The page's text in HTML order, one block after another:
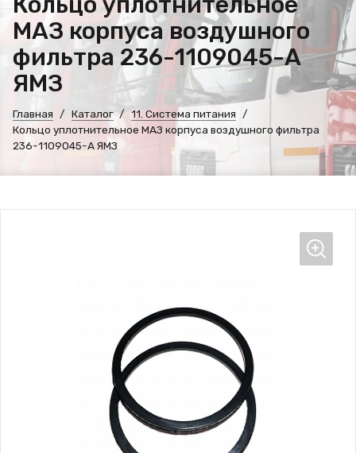
МАЗ корпуса воздушного
фильтра 236-1109045-А
ЯМЗ
Главная Каталог
11. Система питания
Кольцо уплотнительное МАЗ корпуса воздушного фильтра
236-1109045-А ЯМЗ